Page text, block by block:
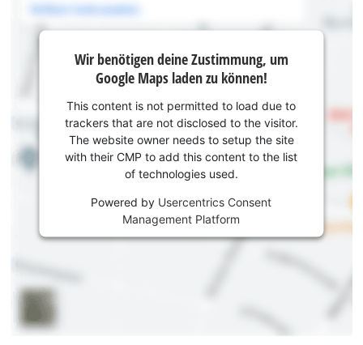
Wir benötigen deine Zustimmung, um
Google Maps laden zu können!
This content is not permitted to load due to
trackers that are not disclosed to the visitor.
The website owner needs to setup the site
with their CMP to add this content to the list
of technologies used.
Powered by Usercentrics Consent
Management Platform